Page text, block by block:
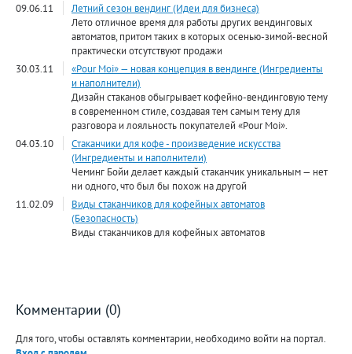
09.06.11
Летний сезон вендинг (Идеи для бизнеса)
Лето отличное время для работы других вендинговых
автоматов, притом таких в которых осенью-зимой-весной
практически отсутствуют продажи
30.03.11
«Pour Moi» — новая концепция в вендинге (Ингредиенты
и наполнители)
Дизайн стаканов обыгрывает кофейно-вендинговую тему
в современном стиле, создавая тем самым тему для
разговора и лояльность покупателей «Pour Moi».
04.03.10
Cтаканчики для кофе - произведение искусства
(Ингредиенты и наполнители)
Чеминг Бойи делает каждый стаканчик уникальным — нет
ни одного, что был бы похож на другой
11.02.09
Виды стаканчиков для кофейных автоматов
(Безопасность)
Виды стаканчиков для кофейных автоматов
Комментарии (0)
Для того, чтобы оставлять комментарии, необходимо войти на портал.